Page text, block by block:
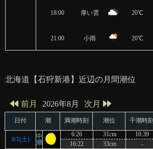
18:00 厚い雲 20℃
21:00 小雨 20℃
北海道 【石狩新港】 近辺の月間潮位
前月 2026年8月 次月
日付 潮 満潮時刻 潮位 干潮時刻
8/1(土)
中
潮
6:26 31cm 10:39
16:22
33cm -